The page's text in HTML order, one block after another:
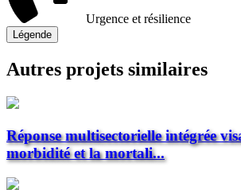
Urgence et résilience
Légende
Autres projets similaires
Réponse multisectorielle intégrée
morbidité et la mortali...